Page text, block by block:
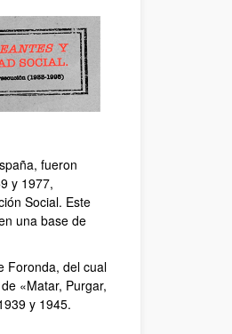
fueron
y 1977,
Social. Este
una base de
Foronda, del cual
«Matar, Purgar,
y 1945.